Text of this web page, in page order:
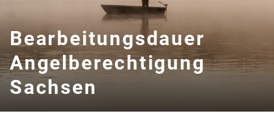
Bearbeitungsdauer
Angelberechtigung
Sachsen